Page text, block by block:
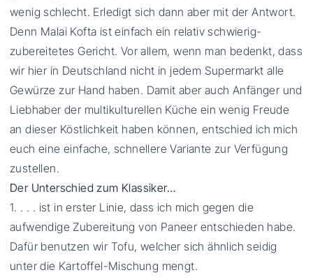
wenig schlecht. Erledigt sich dann aber mit der Antwort.
Denn Malai Kofta ist einfach ein relativ schwierig-
zubereitetes Gericht. Vor allem, wenn man bedenkt, dass
wir hier in Deutschland nicht in jedem Supermarkt alle
Gewürze zur Hand haben. Damit aber auch Anfänger und
Liebhaber der multikulturellen Küche ein wenig Freude
an dieser Köstlichkeit haben können, entschied ich mich
euch eine einfache, schnellere Variante zur Verfügung
zustellen.
Der Unterschied zum Klassiker…
1. . . . ist in erster Linie, dass ich mich gegen die
aufwendige Zubereitung von Paneer entschieden habe.
Dafür benutzen wir Tofu, welcher sich ähnlich seidig
unter die Kartoffel-Mischung mengt.